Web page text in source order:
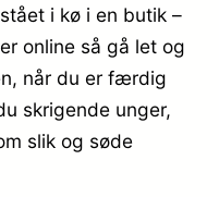
i kø i en butik –
online så gå let og
når du er færdig
skrigende unger,
slik og søde